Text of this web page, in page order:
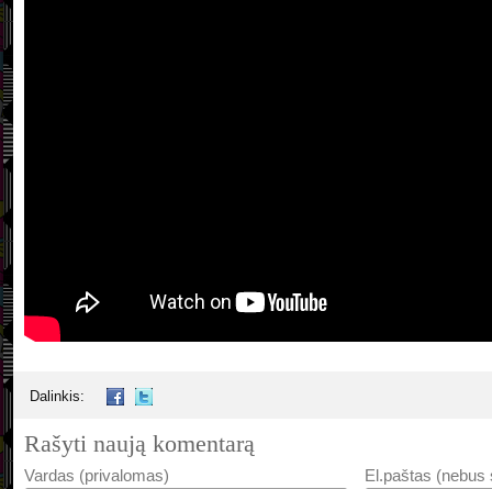
Dalinkis:
Rašyti naują komentarą
Vardas (privalomas) El.paštas